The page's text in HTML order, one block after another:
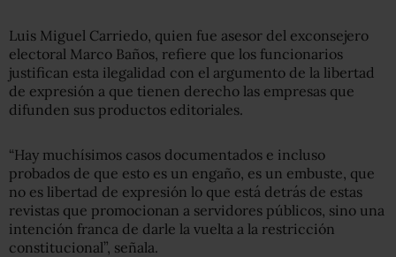
Luis Miguel Carriedo, quien fue asesor del exconsejero
electoral Marco Baños, refiere que los funcionarios
justifican esta ilegalidad con el argumento de la libertad
de expresión a que tienen derecho las empresas que
difunden sus productos editoriales.
“Hay muchísimos casos documentados e incluso
probados de que esto es un engaño, es un embuste, que
no es libertad de expresión lo que está detrás de estas
revistas que promocionan a servidores públicos, sino una
intención franca de darle la vuelta a la restricción
constitucional”, señala.